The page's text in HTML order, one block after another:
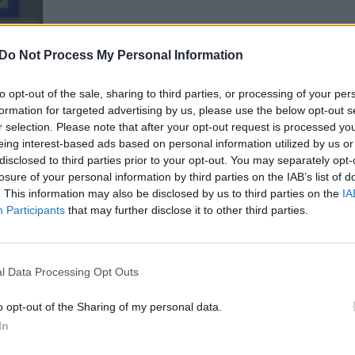
Do Not Process My Personal Information
opt-out of the sale, sharing to third parties, or processing of your
for targeted advertising by us, please use the below opt-out
selection. Please note that after your opt-out request is processed
interest-based ads based on personal information utilized by us
to third parties prior to your opt-out. You may separately
of your personal information by third parties on the IAB’s list of
This information may also be disclosed by us to third parties on the
Participants that may further disclose it to other third parties.
Data Processing Opt Outs
opt-out of the Sharing of my personal data.
terasos atnaujinimas
meistrų
Viskas pamatuota
konstruktorius bei modernios
pavėsinės
Laidos Viskas pamatuota
Granulinė
ir statybų tvarkos
„Viskas pamatuota“.
lubos ir namas per 7 dienas
00:21:52
Kaip pačiam
paslėptą LED
„Viskas pamatuota“. Garažo